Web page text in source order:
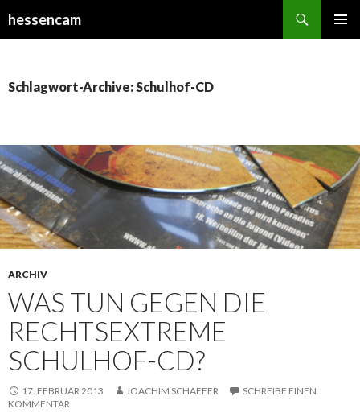
hessencam
Schlagwort-Archive: Schulhof-CD
ARCHIV
WAS TUN GEGEN DIE
RECHTSEXTREME
SCHULHOF-CD?
17. FEBRUAR 2013 JOACHIM SCHAEFER
SCHREIBE EINEN
KOMMENTAR